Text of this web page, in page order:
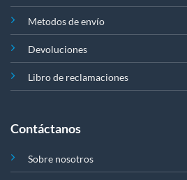
Metodos de envío
Devoluciones
Libro de reclamaciones
Contáctanos
Sobre nosotros